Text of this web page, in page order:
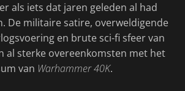
als iets dat jaren geleden al had
De militaire satire, overweldigende
en brute sci-fi sfeer van
al sterke overeenkomsten met het
van Warhammer 40K.